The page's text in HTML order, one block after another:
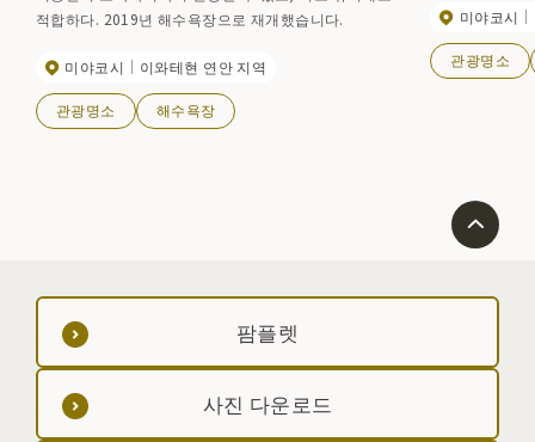
적합하다. 2019년 해수욕장으로 재개했습니다.
미야코시 이와테현 연안 지역
관광명소 해수욕장
미야코시
관광명소
팜플렛
사진 다운로드